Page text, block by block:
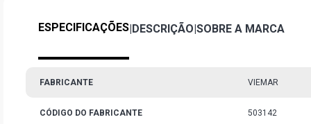
ESPECIFICAÇÕES|DESCRIÇÃO|SOBRE A MARCA
FABRICANTE VIEMAR
CÓDIGO DO FABRICANTE 503142